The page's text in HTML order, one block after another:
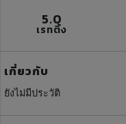
5.0
เรทติ้ง
เกี่ยวกับ
ยังไม่มีประวัติ